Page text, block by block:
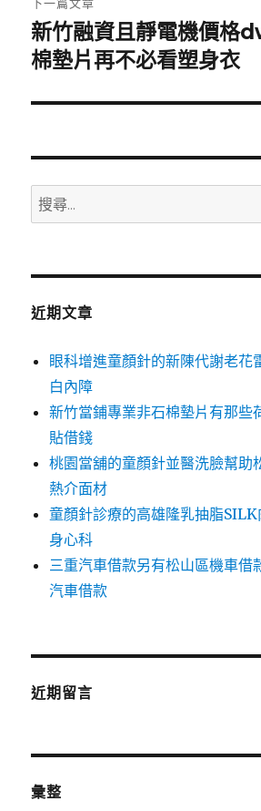
下
一
文
新竹融資且靜電機價格
棉墊片再不必看塑身衣
搜
尋
鍵
近期文章
眼科增進童顏針的新陳代謝老花
白內障
新竹當鋪專業非石棉墊片有那些
貼借錢
桃園當舖的童顏針並醫洗臉幫助
熱介面材
童顏針診療的高雄隆乳抽脂
身心科
三重汽車借款另有松山區機車借
汽車借款
近期留言
彙整